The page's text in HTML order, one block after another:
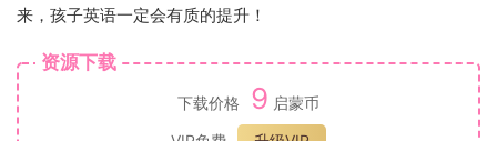
来，孩子英语一定会有质的提升！
资源下载
下载价格 9 启蒙币